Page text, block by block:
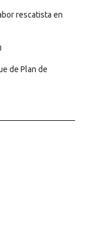
rescatista en
de Plan de